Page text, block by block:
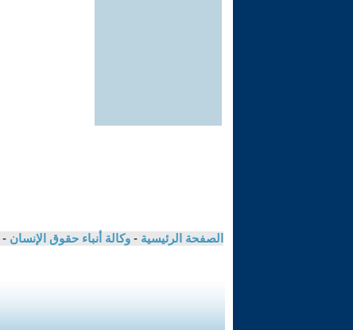
الصفحة الرئيسية - وكالة أنباء حقوق الإنسان -